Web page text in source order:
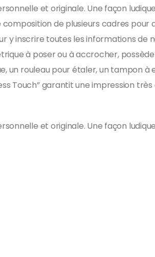
et originale. Une façon
de plusieurs cadres pour
y inscrire toutes les informations de
à poser ou à accrocher,
un rouleau pour étaler, un tampon à
Touch” garantit une impression très
et originale. Une façon